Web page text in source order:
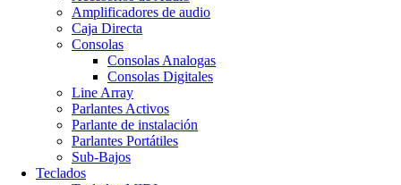
Amplificadores de audio
Caja Directa
Consolas
Consolas Analogas
Consolas Digitales
Line Array
Parlantes Activos
Parlante de instalación
Parlantes Portátiles
Sub-Bajos
Teclados